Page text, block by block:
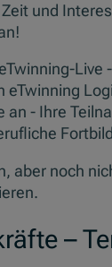
und
eTwinning
an - Ihre
aber noch
–